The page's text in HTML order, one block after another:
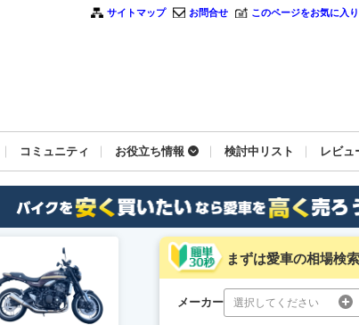
サイトマップ お問合せ このページをお気に入
コミュニティ お役立ち情報 検討中リスト レビュ
まずは愛車の相場検索
メーカー 選択してください